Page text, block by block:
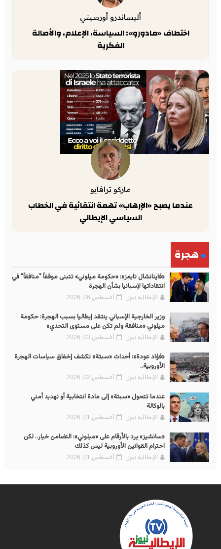
أليساندرو أورسيني
اختطاف «مادورو»: السياسة، الإعلام، والأصالة
الفكرية
ماركو ترافايو
عندما يصبح «الإرهاب» تهمة انتقائية في الخطاب
السياسي الإيطالي
هجرة
«فاينانشال تايمز»: «حكومة ميلوني» تتبنى موقفاً "منافقاً" في
انتقاداتها لإسبانيا بشأن الهجرة
الإيطالية نيوز أغسطس 06, 2026
وزير الخارجية الإسباني ينتقد إيطاليا بسبب الهجرة: حكومة
ميلوني «منافقة ولم تكن على مستوى التحدي»
الإيطالية نيوز أغسطس 03, 2026
«فؤاد عودة»: أحداث «سبتة» تكشف إخفاق سياسات الهجرة
الأوروبية..
الإيطالية نيوز أغسطس 02, 2026
عندما تتحول «سبتة» إلى مادة انتخابية أو تهديد أمني
بالوكالة
الإيطالية نيوز أغسطس 01, 2026
«سانشيز» يرد بالأرقام على «ميلوني»: التضامن خيار.. لكن
احترام القوانين الأوروبية ليس كذلك
الإيطالية نيوز أغسطس 01, 2026